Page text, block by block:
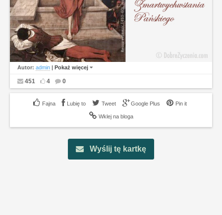
Autor: admin | Pokaż więcej
451 4 0
Lubię to Tweet Google Plus Pin it
Wklej na bloga
Wyślij tę kartkę